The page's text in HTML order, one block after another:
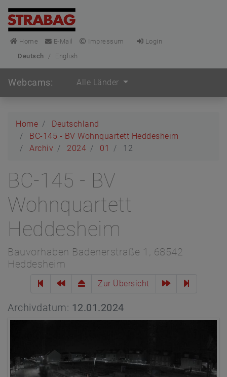
Home E-Mail Impressum
Login
Deutsch
/ English
Webcams: Alle Länder
Home
Deutschland
BC-145 - BV Wohnquartett Heddesheim
Archiv
2024 01 12
BC-145 - BV
Wohnquartett
Heddesheim
Bauvorhaben Badenerstraße 1, 68542
Heddesheim
Zur Übersicht
Archivdatum: 12.01.2024